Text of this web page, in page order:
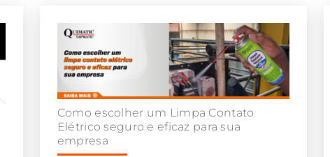
Como escolher um Limpa Contato
Elétrico seguro e eficaz para sua
empresa